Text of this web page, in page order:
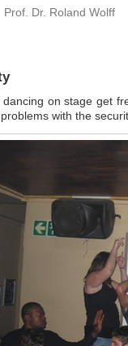
Prof. Dr. Roland Wolff
dancing on stage get
with the